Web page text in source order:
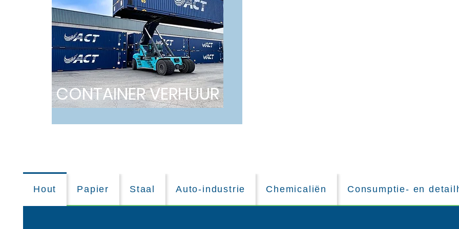
CONTAINER VERHUUR
Hout Papier Staal Auto-industrie Chemicaliën Consumptie- en